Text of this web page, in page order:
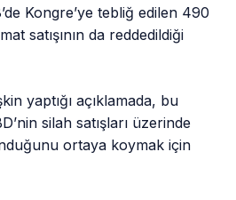
Kongre’ye tebliğ edilen 490
satışının da reddedildiği
yaptığı açıklamada, bu
silah satışları üzerinde
ortaya koymak için